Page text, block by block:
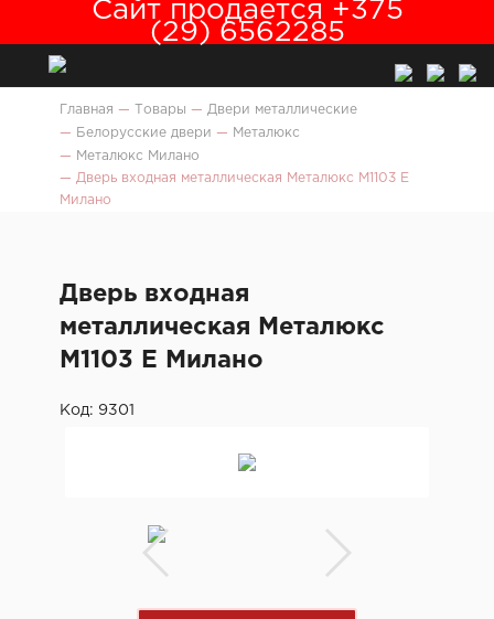
Сайт продается +375
(29) 6562285
Главная — Товары — Двери металлические
—
Белорусские двери —
Металюкс
—
Металюкс Милано
— Дверь входная металлическая Металюкс М1103 E
Милано
Дверь входная
металлическая Металюкс
М1103 E Милано
Код: 9301